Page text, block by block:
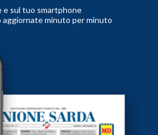
e sul tuo smartphone
minuto per minuto